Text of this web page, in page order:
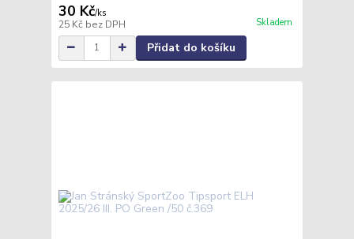
30 Kč/ks
25 Kč bez DPH Skladem
Přidat do košíku